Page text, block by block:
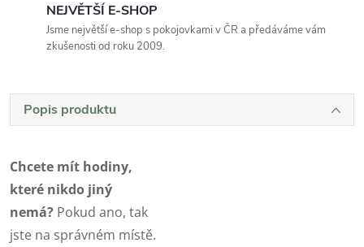
NEJVĚTŠÍ E-SHOP
Jsme největší e-shop s pokojovkami v ČR a předáváme vám
zkušenosti od roku 2009.
Popis produktu
Chcete mít hodiny,
které nikdo jiný
nemá? Pokud ano, tak
jste na správném místě.